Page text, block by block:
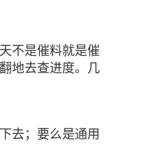
不是催料就是催
地去查进度。几
去；要么是通用